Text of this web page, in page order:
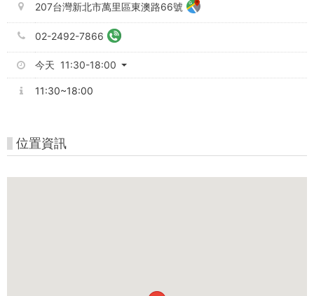
207台灣新北市萬里區東澳路66號
02-2492-7866
今天 11:30-18:00
11:30~18:00
位置資訊